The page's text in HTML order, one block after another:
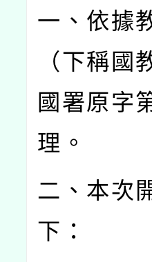
一、依據
（下稱國
國署原字
理。
二、本次
下：